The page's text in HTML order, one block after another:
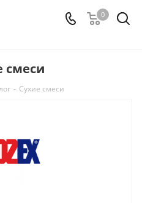
0
смеси
- Сухие смеси